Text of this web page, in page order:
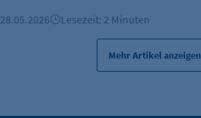
28.05.2026 Lesezeit: 2 Minuten
Mehr Artikel anzeigen